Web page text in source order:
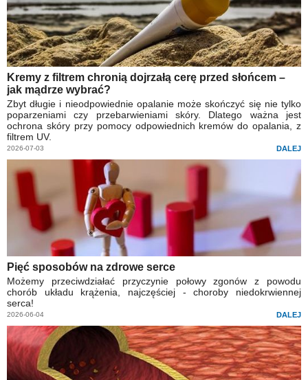
Kremy z filtrem chronią dojrzałą cerę przed słońcem –
jak mądrze wybrać?
Zbyt długie i nieodpowiednie opalanie może skończyć się nie tylko
poparzeniami czy przebarwieniami skóry. Dlatego ważna jest
ochrona skóry przy pomocy odpowiednich kremów do opalania, z
filtrem UV.
2026-07-03 DALEJ
Pięć sposobów na zdrowe serce
Możemy przeciwdziałać przyczynie połowy zgonów z powodu
chorób układu krążenia, najczęściej - choroby niedokrwiennej
serca!
2026-06-04 DALEJ